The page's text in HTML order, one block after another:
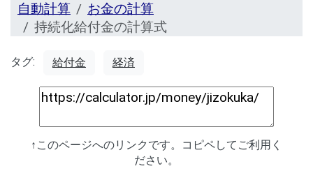
自動計算
お金の計算
持続化給付金の計算式
タグ: 給付金 経済
↑このページへのリンクです。コピペしてご利用く
ださい。